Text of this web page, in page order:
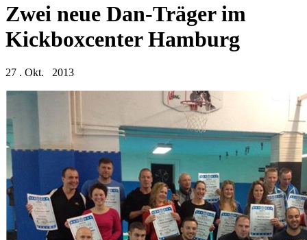
Zwei neue Dan-Träger im
Kickboxcenter Hamburg
27 . Okt. 2013